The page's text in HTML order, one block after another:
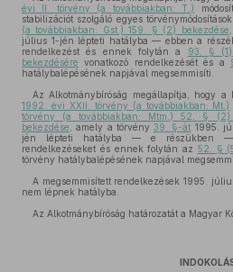
évi II. törvény (a továbbiakban: T.)
stabilizációt szolgáló egyes
(a továbbiakban: Gst.) 159. § (2) bekezdése
július 1-jén lépteti hatályba — ebben a
rendelkezést és ennek folytán a
93. § (1)
bekezdésére vonatkozó rendelkezését és a
hatálybalépésének napjával megsemmisíti.
Az Alkotmánybíróság megállapítja, hogy a
1992. évi XXII. törvény (a továbbiakban: Mt.)
törvény (a továbbiakban: Mtm.) 52. § (2)
bekezdése , amely a törvény39. §-át 1995.
jén lépteti hatályba — e részükben —
rendelkezéseket és ennek folytán az 52. §
törvény hatálybalépésének napjával
A megsemmisített rendelkezések 1995.
nem lépnek hatályba.
Az Alkotmánybíróság határozatát a Magyar